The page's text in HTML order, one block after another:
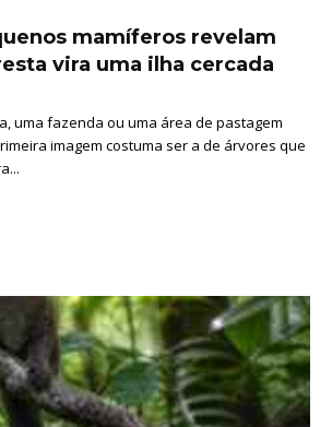
mamíferos revelam
vira uma ilha cercada
uma fazenda ou uma área de pastagem
imagem costuma ser a de árvores que